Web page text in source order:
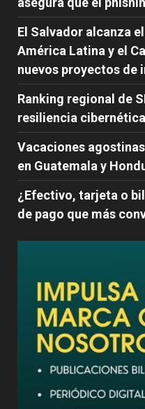
El Salvador alcanza
América Latina y el
nuevos proyectos de
Ranking regional de
resiliencia
Vacaciones
en Guatemala y
¿Efectivo, tarjeta o
de pago que más